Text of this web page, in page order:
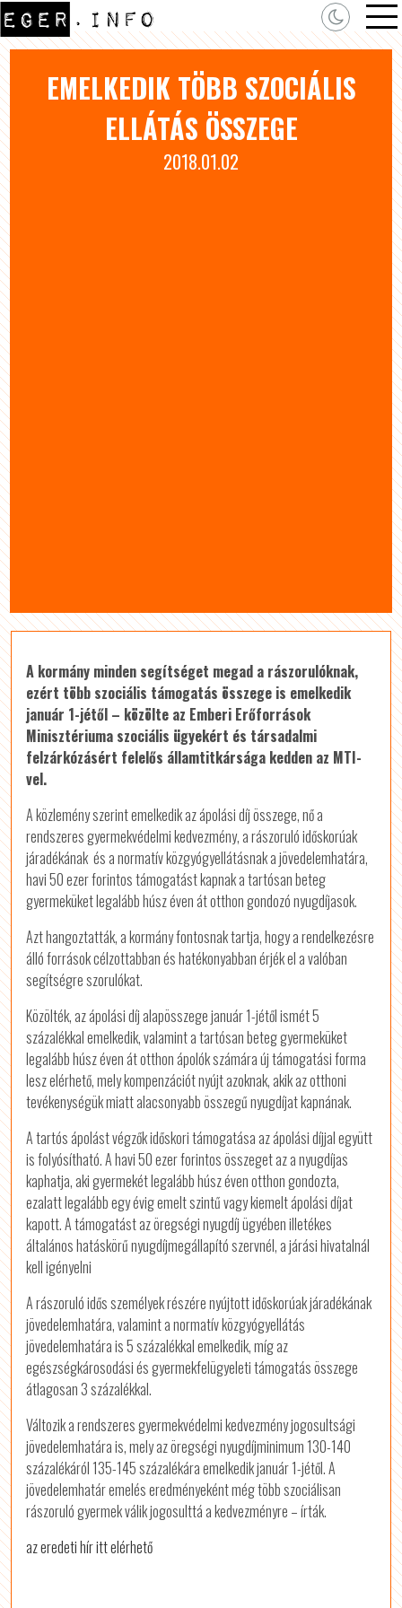
EMELKEDIK TÖBB SZOCIÁLIS
ELLÁTÁS ÖSSZEGE
2018.01.02
A kormány minden segítséget megad a rászorulóknak,
ezért több szociális támogatás összege is emelkedik
január 1-jétől – közölte az Emberi Erőforrások
Minisztériuma szociális ügyekért és társadalmi
felzárkózásért felelős államtitkársága kedden az MTI-
vel.
A közlemény szerint emelkedik az ápolási díj összege, nő a
rendszeres gyermekvédelmi kedvezmény, a rászoruló időskorúak
járadékának és a normatív közgyógyellátásnak a jövedelemhatára,
havi 50 ezer forintos támogatást kapnak a tartósan beteg
gyermeküket legalább húsz éven át otthon gondozó nyugdíjasok.
Azt hangoztatták, a kormány fontosnak tartja, hogy a rendelkezésre
álló források célzottabban és hatékonyabban érjék el a valóban
segítségre szorulókat.
Közölték, az ápolási díj alapösszege január 1-jétől ismét 5
százalékkal emelkedik, valamint a tartósan beteg gyermeküket
legalább húsz éven át otthon ápolók számára új támogatási forma
lesz elérhető, mely kompenzációt nyújt azoknak, akik az otthoni
tevékenységük miatt alacsonyabb összegű nyugdíjat kapnának.
A tartós ápolást végzők időskori támogatása az ápolási díjjal együtt
is folyósítható. A havi 50 ezer forintos összeget az a nyugdíjas
kaphatja, aki gyermekét legalább húsz éven otthon gondozta,
ezalatt legalább egy évig emelt szintű vagy kiemelt ápolási díjat
kapott. A támogatást az öregségi nyugdíj ügyében illetékes
általános hatáskörű nyugdíjmegállapító szervnél, a járási hivatalnál
kell igényelni
A rászoruló idős személyek részére nyújtott időskorúak járadékának
jövedelemhatára, valamint a normatív közgyógyellátás
jövedelemhatára is 5 százalékkal emelkedik, míg az
egészségkárosodási és gyermekfelügyeleti támogatás összege
átlagosan 3 százalékkal.
Változik a rendszeres gyermekvédelmi kedvezmény jogosultsági
jövedelemhatára is, mely az öregségi nyugdíjminimum 130-140
százalékáról 135-145 százalékára emelkedik január 1-jétől. A
jövedelemhatár emelés eredményeként még több szociálisan
rászoruló gyermek válik jogosulttá a kedvezményre – írták.
az eredeti hír itt elérhető